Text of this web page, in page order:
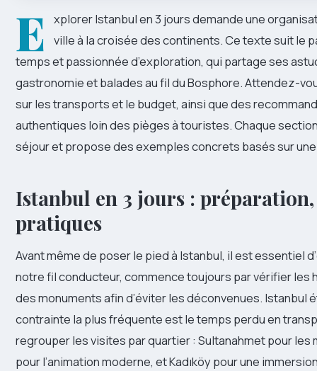
E
xplorer Istanbul en 3 jours demande une
ville à la croisée des continents. Ce texte suit le
temps et passionnée d’exploration, qui partage ses
gastronomie et balades au fil du Bosphore. Attendez-
sur les transports et le budget, ainsi que des
authentiques loin des pièges à touristes. Chaque
séjour et propose des exemples concrets basés sur
Istanbul en 3 jours :
pratiques
Avant même de poser le pied à Istanbul, il est essentiel
notre fil conducteur, commence toujours par vérifier les
des monuments afin d’éviter les déconvenues. Istanbul
contrainte la plus fréquente est le temps perdu en
regrouper les visites par quartier : Sultanahmet pour
pour l’animation moderne, et Kadıköy pour une